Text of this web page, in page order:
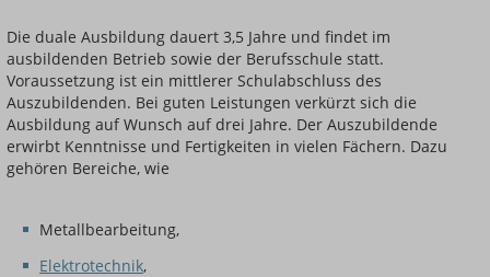
Die duale Ausbildung dauert 3,5 Jahre und findet im
ausbildenden Betrieb sowie der Berufsschule statt.
Voraussetzung ist ein mittlerer Schulabschluss des
Auszubildenden. Bei guten Leistungen verkürzt sich die
Ausbildung auf Wunsch auf drei Jahre. Der Auszubildende
erwirbt Kenntnisse und Fertigkeiten in vielen Fächern. Dazu
gehören Bereiche, wie
Metallbearbeitung,
Elektrotechnik,